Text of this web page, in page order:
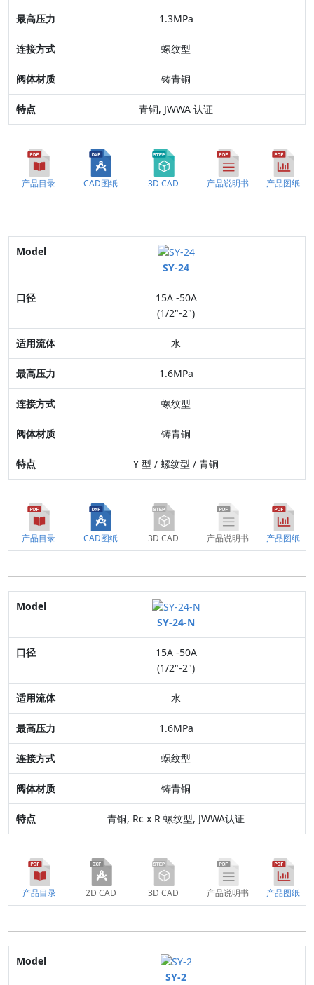
连接方式
阀体材质
特点
1.3MPa
螺纹型
铸青铜
青铜, JWWA 认证
产品目录 CAD图纸 3D CAD 产品说明书 产品图纸
Model
口径
适用流体
最高压力
连接方式
阀体材质
特点
SY-24
15A -50A
(1/2"-2")
水
1.6MPa
螺纹型
铸青铜
Y 型 / 螺纹型 / 青铜
产品目录 CAD图纸 3D CAD 产品说明书 产品图纸
Model
口径
适用流体
最高压力
连接方式
阀体材质
特点
SY-24-N
15A -50A
(1/2"-2")
水
1.6MPa
螺纹型
铸青铜
青铜, Rc x R 螺纹型, JWWA认证
产品目录 2D CAD 3D CAD 产品说明书 产品图纸
Model
SY-2